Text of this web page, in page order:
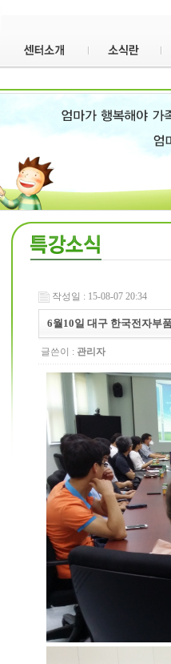
작성일 : 15-08-07 20:34
6월10일 대구 한국전자부
글쓴이 : 관리자